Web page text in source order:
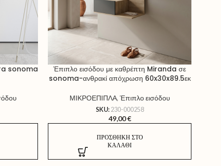
sonoma
Έπιπλο εισόδου με καθρέπτη Miranda σε
sonoma-ανθρακί απόχρωση 60x30x89.5εκ
ΜΙΚΡΟΕΠΙΠΛΑ, Έπιπλο εισόδου
SKU: 230-000258
49,00€
ΠΡΟΣΘΉΚΗ ΣΤΟ
ΚΑΛΆΘΙ